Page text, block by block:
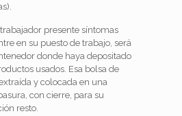
presente síntomas
en su puesto de trabajo, será
donde haya depositado
usados. Esa bolsa de
y colocada en una
con cierre, para su
resto.